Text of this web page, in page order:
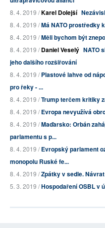
8. 4. 2019 /Karel Dolejší
8. 4. 2019 /Má NATO prostředky
8. 4. 2019 /Měli bychom být
8. 4. 2019 /Daniel Veselý NATO
jeho dalšího rozšiřování
8. 4. 2019 /Plastové lahve od
pro řeky - ...
8. 4. 2019 /Trump terčem kritiky
8. 4. 2019 /Evropa nevyužívá
8. 4. 2019 /Maďarsko: Orbán
parlamentu s p...
8. 4. 2019 /Evropský parlament
monopolu Ruské fe...
8. 4. 2019 /Zpátky v sedle.
5. 3. 2019 /Hospodaření OSBL v